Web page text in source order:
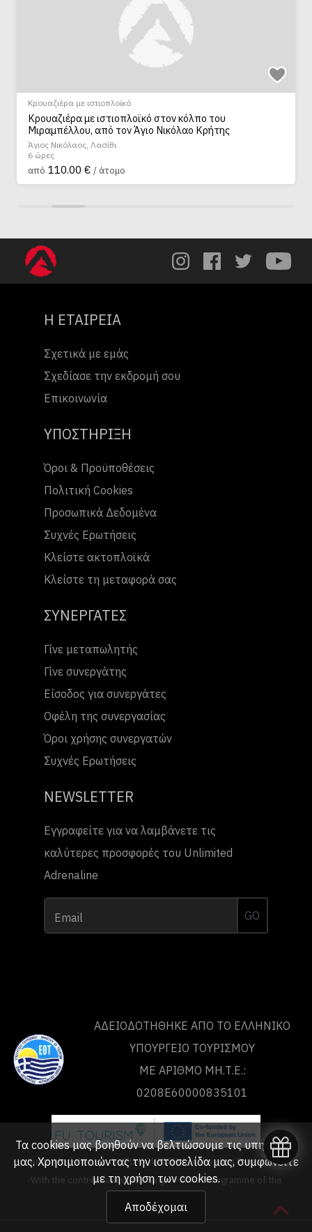
Κρουαζιέρα με ιστιοπλοϊκό
Κρουαζιέρα με ιστιοπλοϊκό στον κόλπο του
Μιραμπέλλου, από τον Άγιο Νικόλαο Κρήτης
Άγιος Νικόλαος, Λασίθι
6 ώρες
από 110.00 € / άτομο
Η ΕΤΑΙΡΕΙΑ
Σχετικά με εμάς
Σχεδίασε την εκδρομή σου
Επικοινωνία
ΥΠΟΣΤΗΡΙΞΗ
Όροι & Προϋποθέσεις
Πολιτική Cookies
Προσωπικά Δεδομένα
Συχνές Ερωτήσεις
Κλείστε ακτοπλοϊκά
Κλείστε τη μεταφορά σας
ΣΥΝΕΡΓΑΤΕΣ
Γίνε μεταπωλητής
Γίνε συνεργάτης
Είσοδος για συνεργάτες
Οφέλη της συνεργασίας
Όροι χρήσης συνεργατών
Συχνές Ερωτήσεις
NEWSLETTER
Εγγραφείτε για να λαμβάνετε τις
καλύτερες προσφορές του Unlimited
Adrenaline
Email GO
ΑΔΕΙΟΔΟΤΗΘΗΚΕ ΑΠΟ ΤO ΕΛΛΗΝΙΚΟ
ΥΠΟΥΡΓΕΙΟ ΤΟΥΡΙΣΜΟΥ
ΜΕ ΑΡΙΘΜΟ ΜΗ.Τ.Ε.:
0208Ε60000835101
Supported through the FU-TOURISM Acceleration Programme
With the contribution of the Single Market Programme of the
European Union
Τα cookies μας βοηθούν να βελτιώσουμε τις υπηρεσίες
μας. Χρησιμοποιώντας την ιστοσελίδα μας, συμφωνείτε
με τηχρήση των cookies.
Αποδέχομαι